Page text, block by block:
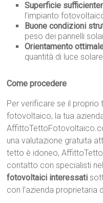
Superficie
l’impianto
Buone condizioni
peso dei pannelli
Orientamento
quantità di luce
Come procedere
Per verificare se il proprio
fotovoltaico, la tua
una valutazione gratuita
tetto è idoneo,
contatto con specialisti
fotovoltaici interessati
con l’azienda proprietaria